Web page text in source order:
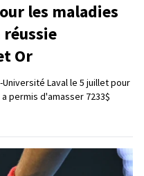
les maladies
Or
Université Laval le 5 juillet pour
permis d'amasser 7233$